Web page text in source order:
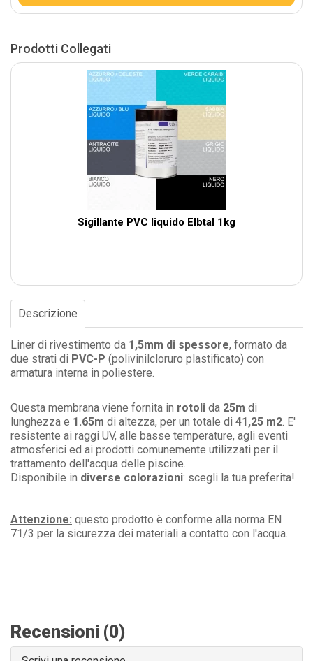
Prodotti Collegati
Sigillante PVC liquido Elbtal 1kg
Descrizione
Liner di rivestimento da 1,5mm di spessore, formato da
due strati di PVC-P (polivinilcloruro plastificato) con
armatura interna in poliestere.
Questa membrana viene fornita in rotoli da 25m di
lunghezza e 1.65m di altezza, per un totale di 41,25 m2. E'
resistente ai raggi UV, alle basse temperature, agli eventi
atmosferici ed ai prodotti comunemente utilizzati per il
trattamento dell'acqua delle piscine.
Disponibile in diverse colorazioni: scegli la tua preferita!
Attenzione: questo prodotto è conforme alla norma EN
71/3 per la sicurezza dei materiali a contatto con l'acqua.
Recensioni (0)